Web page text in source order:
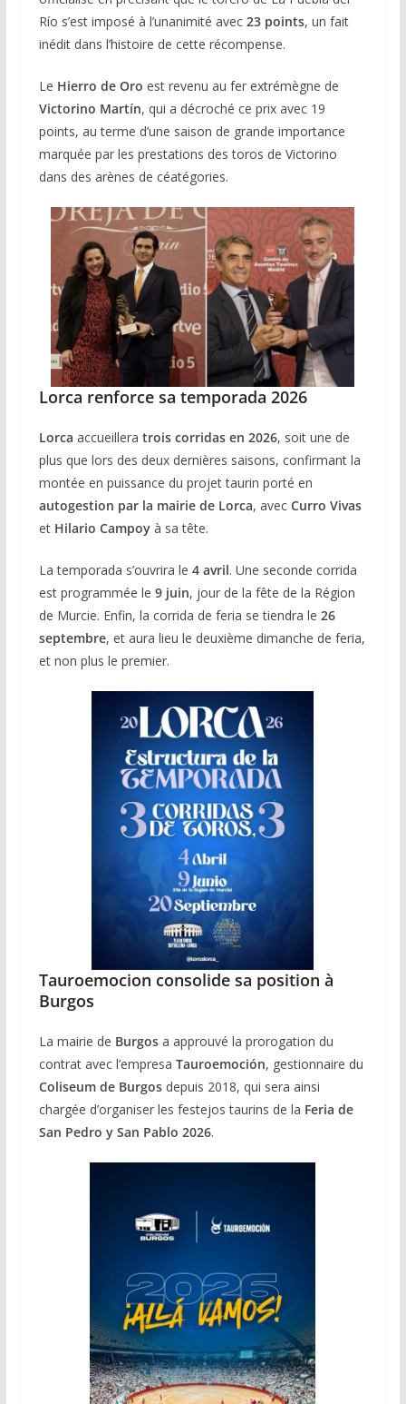
Río s’est imposé à l’unanimité avec 23 points, un fait
inédit dans l’histoire de cette récompense.
Le Hierro de Oro est revenu au fer extrémègne de
Victorino Martín, qui a décroché ce prix avec 19
points, au terme d’une saison de grande importance
marquée par les prestations des toros de Victorino
dans des arènes de céatégories.
Lorca renforce sa temporada 2026
Lorca accueillera trois corridas en 2026, soit une de
plus que lors des deux dernières saisons, confirmant la
montée en puissance du projet taurin porté en
autogestion par la mairie de Lorca, avec Curro Vivas
et Hilario Campoyà sa tête.
La temporada s’ouvrira le 4 avril. Une seconde corrida
est programmée le 9 juin, jour de la fête de la Région
de Murcie. Enfin, la corrida de feria se tiendra le 26
septembre, et aura lieu le deuxième dimanche de feria,
et non plus le premier.
Tauroemocion consolide sa position à
Burgos
La mairie de Burgosa approuvé la prorogation du
contrat avec l’empresa Tauroemoción, gestionnaire du
Coliseum de Burgosdepuis 2018, qui sera ainsi
chargée d’organiser les festejos taurins de la Feria de
San Pedro y San Pablo 2026.